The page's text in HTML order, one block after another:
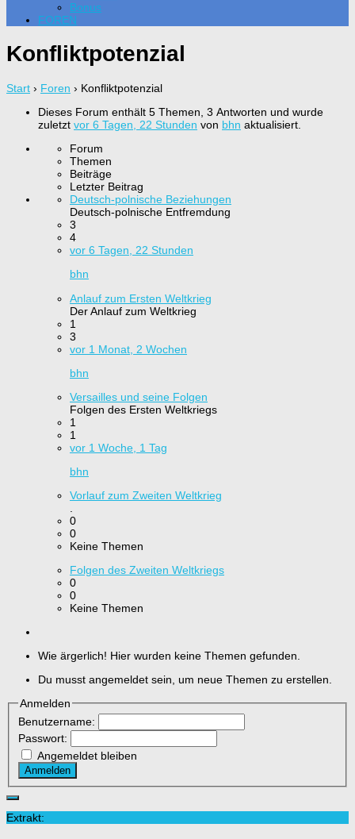
Bonus
FOREN
Konfliktpotenzial
Start › Foren › Konfliktpotenzial
Dieses Forum enthält 5 Themen, 3 Antworten und wurde
zuletzt vor 6 Tagen, 22 Stunden von bhn aktualisiert.
Forum
Themen
Beiträge
Letzter Beitrag
Deutsch-polnische Beziehungen
Deutsch-polnische Entfremdung
3
4
vor 6 Tagen, 22 Stunden
bhn
Anlauf zum Ersten Weltkrieg
Der Anlauf zum Weltkrieg
1
3
vor 1 Monat, 2 Wochen
bhn
Versailles und seine Folgen
Folgen des Ersten Weltkriegs
1
1
vor 1 Woche, 1 Tag
bhn
Vorlauf zum Zweiten Weltkrieg
0
0
Keine Themen
Folgen des Zweiten Weltkriegs
0
0
Keine Themen
Wie ärgerlich! Hier wurden keine Themen gefunden.
Du musst angemeldet sein, um neue Themen zu erstellen.
Anmelden
Benutzername:
Passwort:
Angemeldet bleiben
Anmelden
Extrakt: